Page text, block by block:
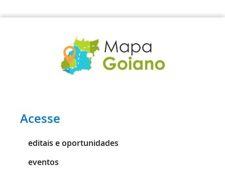
Acesse
editais e oportunidades
eventos